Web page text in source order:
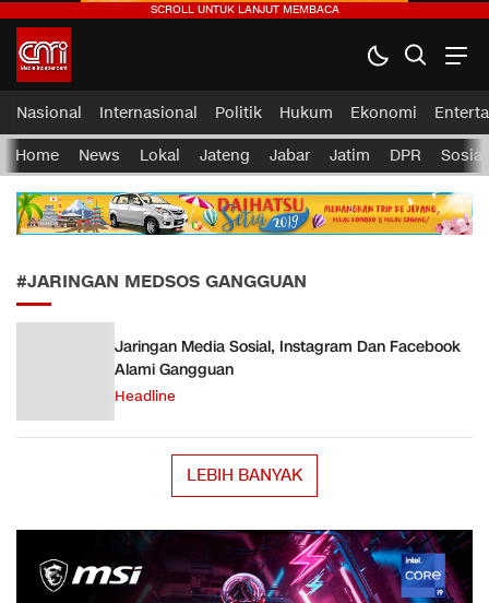
CMI News
Berani, Integritas dan Loyalitas
Nasional Internasional Politik Hukum Ekonomi
Home News Lokal Jateng Jabar Jatim DPR Sosial
#JARINGAN MEDSOS GANGGUAN
Jaringan Media Sosial, Instagram Dan Facebook
Alami Gangguan
Headline
LEBIH BANYAK